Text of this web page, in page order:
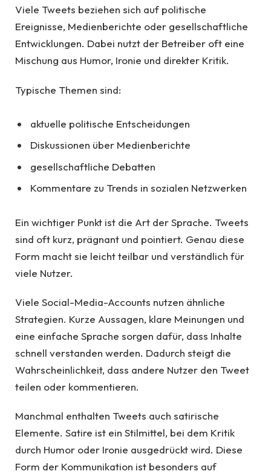
Viele Tweets beziehen sich auf politische
Ereignisse, Medienberichte oder gesellschaftliche
Entwicklungen. Dabei nutzt der Betreiber oft eine
Mischung aus Humor, Ironie und direkter Kritik.
Typische Themen sind:
aktuelle politische Entscheidungen
Diskussionen über Medienberichte
gesellschaftliche Debatten
Kommentare zu Trends in sozialen Netzwerken
Ein wichtiger Punkt ist die Art der Sprache. Tweets
sind oft kurz, prägnant und pointiert. Genau diese
Form macht sie leicht teilbar und verständlich für
viele Nutzer.
Viele Social-Media-Accounts nutzen ähnliche
Strategien. Kurze Aussagen, klare Meinungen und
eine einfache Sprache sorgen dafür, dass Inhalte
schnell verstanden werden. Dadurch steigt die
Wahrscheinlichkeit, dass andere Nutzer den Tweet
teilen oder kommentieren.
Manchmal enthalten Tweets auch satirische
Elemente. Satire ist ein Stilmittel, bei dem Kritik
durch Humor oder Ironie ausgedrückt wird. Diese
Form der Kommunikation ist besonders auf